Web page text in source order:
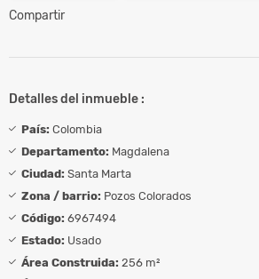
Compartir
Detalles del inmueble :
País: Colombia
Departamento: Magdalena
Ciudad: Santa Marta
Zona / barrio: Pozos Colorados
Código: 6967494
Estado: Usado
Área Construida: 256 m²